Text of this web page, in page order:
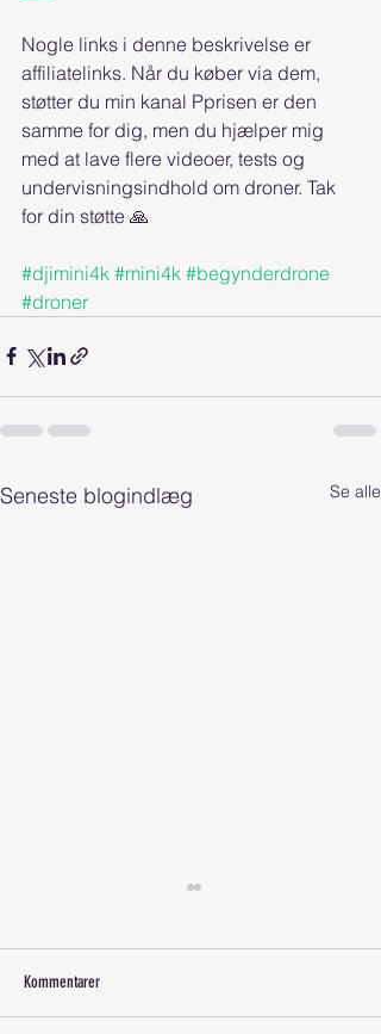
Nogle links i denne beskrivelse er
affiliatelinks. Når du køber via dem,
støtter du min kanal Pprisen er den
samme for dig, men du hjælper mig
med at lave flere videoer, tests og
undervisningsindhold om droner. Tak
for din støtte 🙏
#djimini4k #mini4k #begynderdrone
#droner
Seneste blogindlæg Se alle
Kommentarer